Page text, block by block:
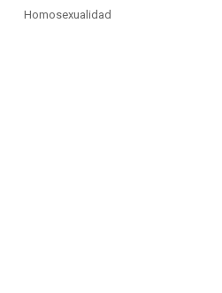
Homosexualidad